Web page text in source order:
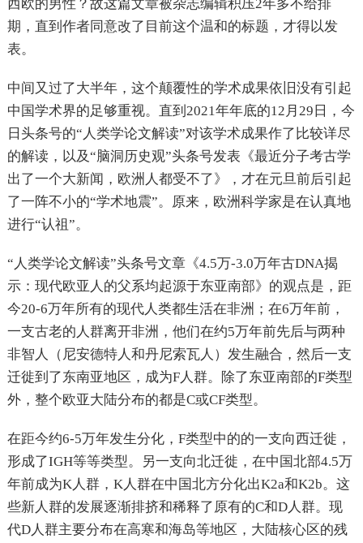
西欧的男性？故这篇文章被杂志编辑积压2年多不给排
期，直到作者同意改了目前这个温和的标题，才得以发
表。
中间又过了大半年，这个颠覆性的学术成果依旧没有引起
中国学术界的足够重视。直到2021年年底的12月29日，今
日头条号的“人类学论文解读”对该学术成果作了比较详尽
的解读，以及“脑洞历史观”头条号发表《最近分子考古学
出了一个大新闻，欧洲人都受不了》，才在元旦前后引起
了一阵不小的“学术地震”。原来，欧洲科学家是在认真地
进行“认祖”。
“人类学论文解读”头条号文章《4.5万-3.0万年古DNA揭
示：现代欧亚人的父系均起源于东亚南部》的观点是，距
今20-6万年所有的现代人类都生活在非洲；在6万年前，
一支古老的人群离开非洲，他们在约5万年前先后与两种
非智人（尼安德特人和丹尼索瓦人）发生融合，然后一支
迁徙到了东南亚地区，成为F人群。除了东亚南部的F类型
外，整个欧亚大陆分布的都是C或CF类型。
在距今约6-5万年发生分化，F类型中的的一支向西迁徙，
形成了IGH等等类型。另一支向北迁徙，在中国北部4.5万
年前成为K人群，K人群在中国北方分化出K2a和K2b。这
些新人群的发展逐渐排挤和稀释了原有的C和D人群。现
代D人群主要分布在高寒和海岛等地区，大陆核心区的残